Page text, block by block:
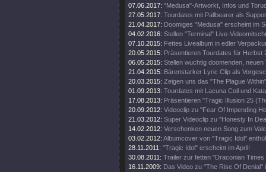
07.06.2017: "Medusa"-Artworkt, Infos und
27.05.2017: Tourdates mit Pallbearer als
21.04.2017: Doomiges "Medusa" erscheint im
04.02.2016: Stellen "Terminal" Live-
07.10.2015: Fettes Livealbum in edler
20.05.2015: Präsentieren Tourdates für Herbst
06.05.2015: Stellen wuchtig doomenden, neuen
21.04.2015: Bärenstarker Lyric Clip als
20.03.2015: Zeigen uns das "The Plague
01.09.2013: Tourdates mit Lacuna Coil und
17.08.2013: Präsentieren "Tragic Illusion 25
20.09.2012: Videoclip zu "Fear Of Impending
21.03.2012: Super Videoclip zu "Honesty In
14.02.2012: Verschenken neuen Song zum
03.02.2012: Albumcover von "Tragic Idol"
28.11.2011: "Tragic Idol" erscheint im April!
30.08.2011: Trailer zur fetten "Draconian Times
16.11.2009: Das Video zu "The Rise Of Denial"